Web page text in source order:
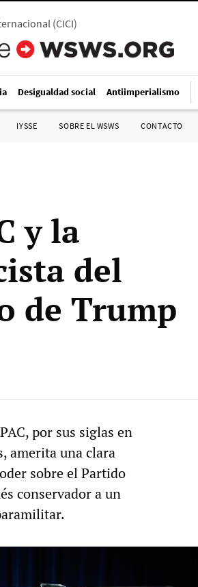
(CICI)
Desigualdad social Antiimperialismo
IYSSE SOBRE EL WSWS CONTACTO
y la
del
de Trump
por sus siglas en
amerita una clara
sobre el Partido
conservador a un